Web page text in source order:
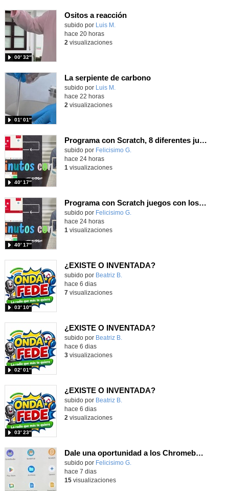
Ositos a reacción
Contenido educativo.
subido por Luis M.
00′ 32″
hace 20 horas
2 visualizaciones
La serpiente de carbono
Contenido educativo.
subido por Luis M.
01′ 01″
hace 22 horas
2 visualizaciones
Programa con Scratch, 8 diferentes juegos para vivir la emoción de los partidos de España en el mundial 2026
Contenido educativo.
subido por Felicisimo G.
40′ 17″
hace 24 horas
1 visualizaciones
Programa con Scratch juegos con los partidos del mundial 2026 ganados por España
Contenido educativo.
subido por Felicisimo G.
40′ 17″
hace 24 horas
1 visualizaciones
¿EXISTE O INVENTADA?
Contenido educativo.
subido por Beatriz B.
03′ 10″
hace 6 dias
7visualizaciones
¿EXISTE O INVENTADA?
Contenido educativo.
subido por Beatriz B.
02′ 01″
hace 6 dias
3visualizaciones
¿EXISTE O INVENTADA?
Contenido educativo.
subido por Beatriz B.
03′ 23″
hace 6 dias
2 visualizaciones
Dale una oportunidad a los Chromebooks y utiliza un proyector para realizar talleres si no tienes pantallas táctiles
Contenido educativo.
subido por Felicisimo G.
hace 7 dias
15visualizaciones